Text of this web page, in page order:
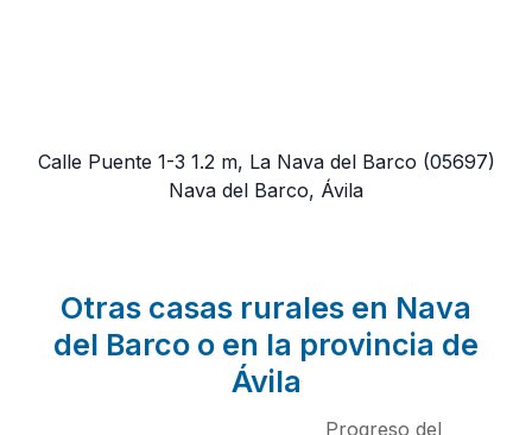
Calle Puente 1-3 1.2 m, La Nava del Barco (05697)
Nava del Barco, Ávila
Otras casas rurales en Nava
del Barco o en la provincia de
Ávila
Progreso del